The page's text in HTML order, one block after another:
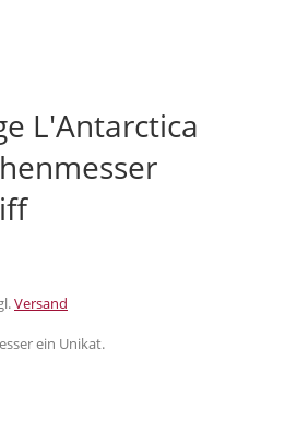
L'Antarctica
Versand
ein Unikat.